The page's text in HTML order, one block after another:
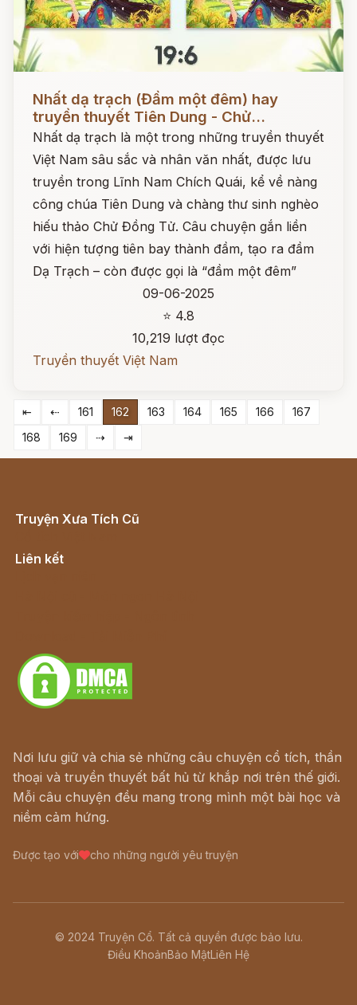
Đọc ngay
Nhất dạ trạch (Đầm một đêm) hay
truyền thuyết Tiên Dung - Chử...
Nhất dạ trạch là một trong những truyền thuyết
Việt Nam sâu sắc và nhân văn nhất, được lưu
truyền trong Lĩnh Nam Chích Quái, kể về nàng
công chúa Tiên Dung và chàng thư sinh nghèo
hiếu thảo Chử Đồng Tử. Câu chuyện gắn liền
với hiện tượng tiên bay thành đầm, tạo ra đầm
Dạ Trạch – còn được gọi là “đầm một đêm”
09-06-2025
⭐ 4.8
10,219 lượt đọc
Truyền thuyết Việt Nam
⇤ ⇠ 161 162 163 164 165 166
167
168
169 ⇢ ⇥
Truyện Xưa Tích Cũ
Liên kết
Nơi lưu giữ và chia sẻ những câu chuyện cổ tích, thần
thoại và truyền thuyết bất hủ từ khắp nơi trên thế giới.
Mỗi câu chuyện đều mang trong mình một bài học và
niềm cảm hứng.
Được tạo với cho những người yêu truyện
© 2024 Truyện Cổ. Tất cả quyền được bảo lưu.
Điều KhoảnBảo MậtLiên Hệ